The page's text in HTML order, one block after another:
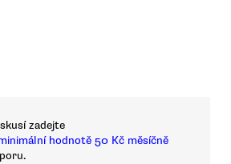
zadejte
hodnotě 50 Kč měsíčně